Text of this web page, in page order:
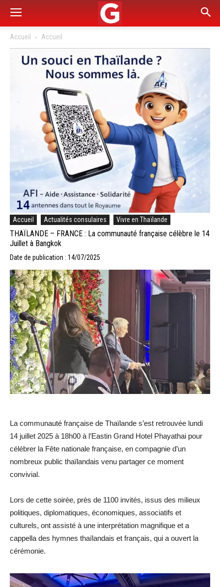
Accueil Accueil
Accueil Actualités consulaires Vivre en Thaïlande
THAÏLANDE – FRANCE : La communauté française célèbre le 14
Juillet à Bangkok
Date de publication : 14/07/2025
La communauté française de Thaïlande s’est retrouvée lundi
14 juillet 2025 à 18h00 à l’Eastin Grand Hotel Phayathai pour
célébrer la Fête nationale française, en compagnie d’un
nombreux public thaïlandais venu partager ce moment
convivial.
Lors de cette soirée, près de 1100 invités, issus des milieux
politiques, diplomatiques, économiques, associatifs et
culturels, ont assisté à une interprétation magnifique et a
cappella des hymnes thaïlandais et français, qui a ouvert la
cérémonie.